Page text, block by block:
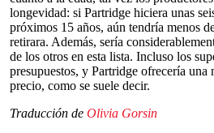
longevidad: si Partridge hiciera unas
próximos 15 años, aún tendría menos
retirara. Además, sería
de los otros en esta lista. Incluso los
presupuestos, y Partridge ofrecería
precio, como se suele decir.
Traducción de Olivia Gorsin